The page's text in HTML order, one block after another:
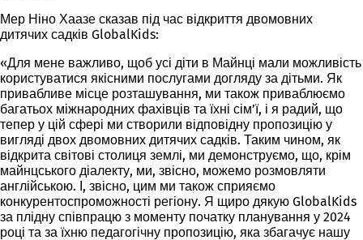
Мер Ніно Хаазе сказав під час відкриття двомовних
дитячих садків GlobalKids:
«Для мене важливо, щоб усі діти в Майнці мали можливість
користуватися якісними послугами догляду за дітьми. Як
привабливе місце розташування, ми також приваблюємо
багатьох міжнародних фахівців та їхні сім’ї, і я радий, що
тепер у цій сфері ми створили відповідну пропозицію у
вигляді двох двомовних дитячих садків. Таким чином, як
відкрита світові столиця землі, ми демонструємо, що, крім
майнцського діалекту, ми, звісно, можемо розмовляти
англійською. І, звісно, цим ми також сприяємо
конкурентоспроможності регіону. Я щиро дякую GlobalKids
за плідну співпрацю з моменту початку планування у 2024
році та за їхню педагогічну пропозицію, яка збагачує нашу